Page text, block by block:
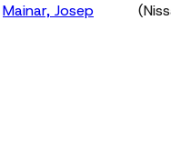
Mainar, Josep